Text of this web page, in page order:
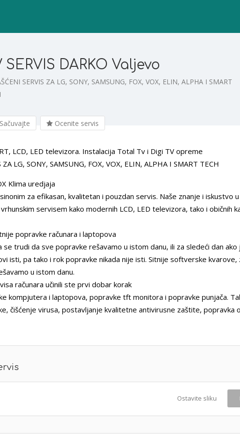
SERVIS DARKO Valjevo
SERVIS ZA LG, SONY, SAMSUNG, FOX, VOX, ELIN, ALPHA I SMART
Sačuvajte Ocenite servis
LCD, LED televizora. Instalacija Total Tv i Digi TV opreme
ZA LG, SONY, SAMSUNG, FOX, VOX, ELIN, ALPHA I SMART TECH
Klima uredjaja
za efikasan, kvalitetan i pouzdan servis. Naše znanje i iskustvo
servisem kako modernih LCD, LED televizora, tako i običnih
popravke računara i laptopova
se trudi da sve popravke rešavamo u istom danu, ili za sledeći dan
isti, pa tako i rok popravke nikada nije isti. Sitnije softverske kvarove,
u istom danu.
računara učinili ste prvi dobar korak
kompjutera i laptopova, popravke tft monitora i popravke punjača.
čišćenje virusa, postavljanje kvalitetne antivirusne zaštite, popravka
Ostavite sliku